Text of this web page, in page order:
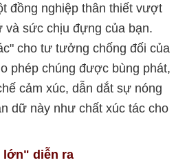
đồng nghiệp thân thiết vượt
sức chịu đựng của bạn.
cho tư tưởng chống đối của
phép chúng được bùng phát,
cảm xúc, dẫn dắt sự nóng
dữ này như chất xúc tác cho
lớn" diễn ra